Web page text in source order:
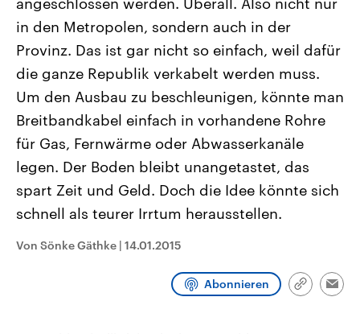
Landtagswahl Sachsen-Anhalt
2026
Alle Informationen
Sachsen-Anhalt wählt am 6.
September 2026 einen neuen
Bundesland von einer Koalition aus
Umfragen, Prognosen,
Wahlprogramme, aktuelle Berichte
und Hintergründe zu den Parteien
und Kandidaten der anstehenden
Wahl.
USA
Aktuelle Beiträge,
Hintergründe
Wirtschaftlich und
gehören die Vereinigten
den mächtigsten Ländern
mit großem Einfluss auf
Sendungen Programm Podcasts
Audio-Archiv
in den Metropolen, sondern auch in der
Provinz. Das ist gar nicht so einfach, weil dafür
die ganze Republik verkabelt werden muss.
Um den Ausbau zu beschleunigen, könnte man
Breitbandkabel einfach in vorhandene Rohre
für Gas, Fernwärme oder Abwasserkanäle
legen. Der Boden bleibt unangetastet, das
spart Zeit und Geld. Doch die Idee könnte sich
schnell als teurer Irrtum herausstellen.
Von Sönke Gäthke | 14.01.2015
Abonnieren
Link